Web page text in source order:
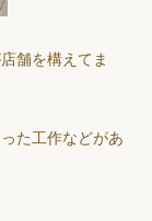
舗を構えてま
た工作などがあ